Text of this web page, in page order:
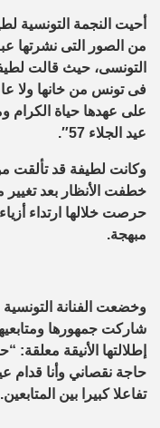
أحيت النجمة التونسية
من الصور التى نشرتها
التونسى، حيث قالت
فى تونس من خانها ولا
على عهدها حياة
عيد الجلاء 57″.
خطفت الأنظار بعد تغيير
حرصت خلالها ارتداء
مبهجة.
وخضعت الفنانة
شاركت جمهورها
إطلالتها الأنيقة
حاجة نقصاني وأنا قدام
تفاعلا كبيرا بين المتابعين.